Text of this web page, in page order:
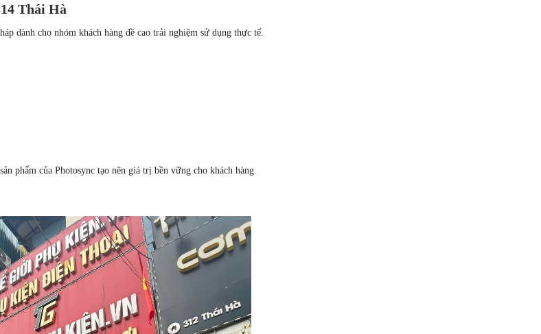
Thái Hà
dành cho nhóm khách hàng đề cao trải nghiệm sử dụng thực tế.
phẩm của Photosync tạo nên giá trị bền vững cho khách hàng.